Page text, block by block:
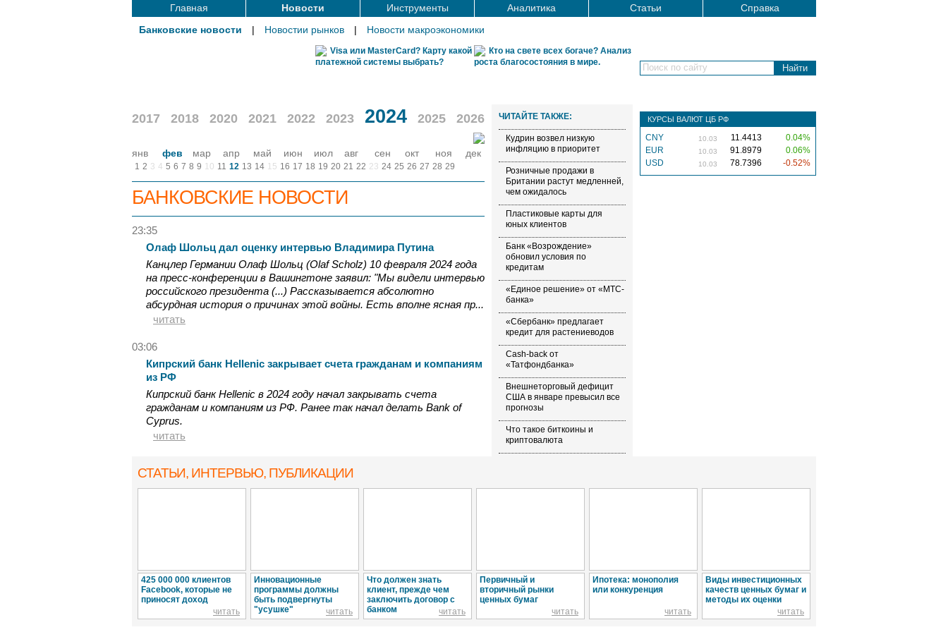
Главная Новости Инструменты Аналитика Статьи
Справка
Банковские новости
| Новостии рынков | Новости макроэкономики
Поиск по сайту
Visa или MasterCard? Карту какой
платежной системы выбрать?
Кто на свете всех богаче? Анализ
роста благосостояния в мире.
2017 2018 2020 2021 2022 2023 2024 2025 2026
янв фев мар апр май июн июл авг сен окт ноя дек
1 2 3 4 5 6 7 8 9 10 11 12 13 14 15 16 17 18 19 20 21 22 23 24 25 26 27 28 29
БАНКОВСКИЕ НОВОСТИ
23:35
Олаф Шольц дал оценку интервью Владимира Путина
Канцлер Германии Олаф Шольц (Olaf Scholz) 10 февраля 2024 года
на пресс-конференции в Вашингтоне заявил: "Мы видели интервью
российского президента (...) Рассказывается абсолютно
абсурдная история о причинах этой войны. Есть вполне ясная пр...
читать
03:06
Кипрский банк Hellenic закрывает счета гражданам и компаниям
из РФ
Кипрский банк Hellenic в 2024 году начал закрывать счета
гражданам и компаниям из РФ. Ранее так начал делать Bank of
Cyprus.
читать
ЧИТАЙТЕ ТАКЖЕ:
Кудрин возвел низкую
инфляцию в приоритет
Розничные продажи в
Британии растут медленней,
чем ожидалось
Пластиковые карты для
юных клиентов
Банк «Возрождение»
обновил условия по
кредитам
«Единое решение» от «МТС-
банка»
«Сбербанк» предлагает
кредит для растениеводов
Cash-back от
«Татфондбанка»
Внешнеторговый дефицит
США в январе превысил все
прогнозы
Что такое биткоины и
криптовалюта
КУРСЫ ВАЛЮТ ЦБ РФ
CNY 10.03 11.4413
0.04%
EUR
10.03 91.8979
0.06%
USD
10.03 78.7396 -0.52%
СТАТЬИ, ИНТЕРВЬЮ, ПУБЛИКАЦИИ
425 000 000 клиентов
Facebook, которые не
приносят доход
читать
Инновационные
программы должны
быть подвергнуты
"усушке"
читать
Что должен знать
клиент, прежде чем
заключить договор с
банком
читать
Первичный и
вторичный рынки
ценных бумаг
читать
Ипотека: монополия
или конкуренция
читать
Виды инвестиционных
качеств ценных бумаг и
методы их оценки
читать